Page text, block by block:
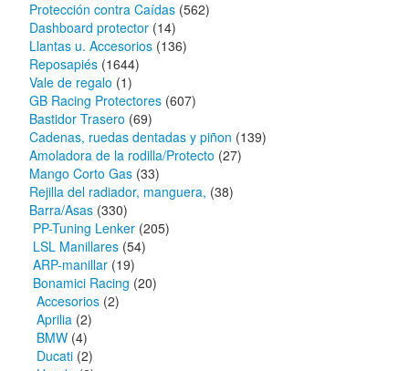
Protección contra Caídas (562)
Dashboard protector (14)
Llantas u. Accesorios (136)
Reposapiés (1644)
Vale de regalo (1)
GB Racing Protectores (607)
Bastidor Trasero (69)
Cadenas, ruedas dentadas y piñon (139)
Amoladora de la rodilla/Protecto (27)
Mango Corto Gas (33)
Rejilla del radiador, manguera, (38)
Barra/Asas (330)
PP-Tuning Lenker (205)
LSL Manillares (54)
ARP-manillar (19)
Bonamici Racing (20)
Accesorios (2)
Aprilia (2)
BMW (4)
Ducati (2)